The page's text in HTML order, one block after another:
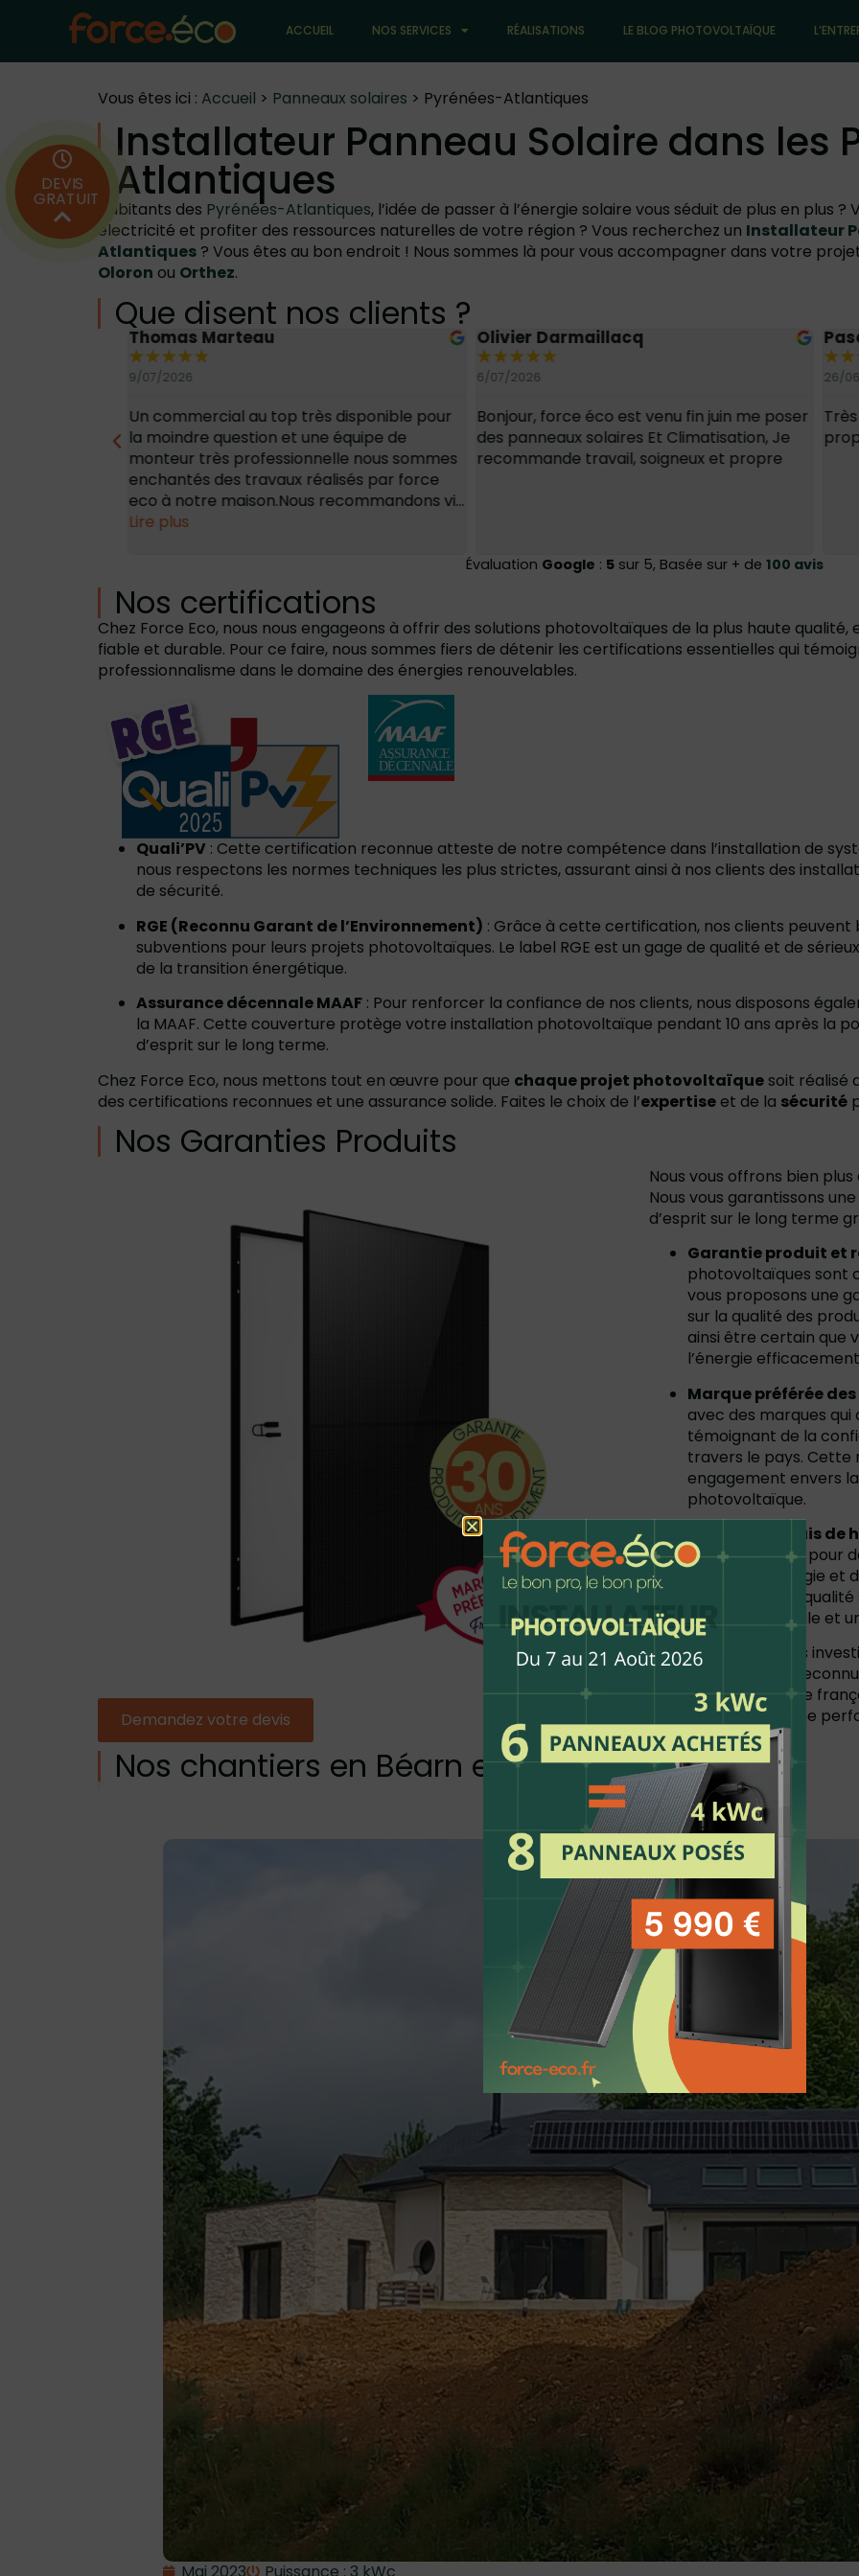
ACCUEIL NOS SERVICES RÉALISATIONS LE BLOG PHOTOVOLTAÏQUE
Vous êtes ici : Accueil > Panneaux solaires > Pyrénées-Atlantiques
Installateur Panneau Solaire dans les
Atlantiques
Habitants des Pyrénées-Atlantiques, l’idée de passer à l’énergie solaire vous séduit de plus en plus
électricité et profiter des ressources naturelles de votre région ? Vous recherchez un Installateur
Atlantiques ? Vous êtes au bon endroit ! Nous sommes là pour vous accompagner dans votre
Oloron ou Orthez.
Que disent nos clients ?
Thomas Marteau
★★★★★
9/07/2026
Un commercial au top très disponible pour
la moindre question et une équipe de
monteur très professionnelle nous sommes
enchantés des travaux réalisés par force
eco à notre maison.Nous recommandons vi...
Lire plus
Olivier Darmaillacq
★★★★★
6/07/2026
Bonjour, force éco est venu fin juin me poser
des panneaux solaires Et Climatisation, Je
recommande travail, soigneux et propre
★★
26/
Évaluation Google : 5sur 5, Basée sur + de 100 avis
Nos certifications
Chez Force Eco, nous nous engageons à offrir des solutions photovoltaïques de la plus haute
fiable et durable. Pour ce faire, nous sommes fiers de détenir les certifications essentielles qui
professionnalisme dans le domaine des énergies renouvelables.
Quali’PV : Cette certification reconnue atteste de notre compétence dans l’installation de
nous respectons les normes techniques les plus strictes, assurant ainsi à nos clients des
de sécurité.
RGE (Reconnu Garant de l’Environnement) : Grâce à cette certification, nos clients peuvent
subventions pour leurs projets photovoltaïques. Le label RGE est un gage de qualité et de
de la transition énergétique.
Assurance décennale MAAF : Pour renforcer la confiance de nos clients, nous disposons
la MAAF. Cette couverture protège votre installation photovoltaïque pendant 10 ans après la
d’esprit sur le long terme.
Chez Force Eco, nous mettons tout en œuvre pour que chaque projet photovoltaïquesoit réalisé
des certifications reconnues et une assurance solide. Faites le choix de l’expertise et de la sécurité
Nos Garanties Produits
Demandez votre devis
Nous vous offrons bien
Nous vous garantissons
d’esprit sur le long terme
Garantie produit et
photovoltaïques sont
vous proposons une
sur la qualité des
ainsi être certain que
l’énergie
Marque préférée
avec des marques
témoignant de la
travers le pays. Cette
engagement envers
photovoltaïque.
Produit français de
Eco, vous optez pour
haute technologie et
seulement une
l’économie locale et
Avec Force Eco, vous
fiables, durables et
meilleure technologie
avec la garantie d’une
Nos chantiers en Béarn et Pays Basques
Découvrir
Notre Chantier
Mai 2023
Puissance : 3 kWc
DEVIS
GRATUIT